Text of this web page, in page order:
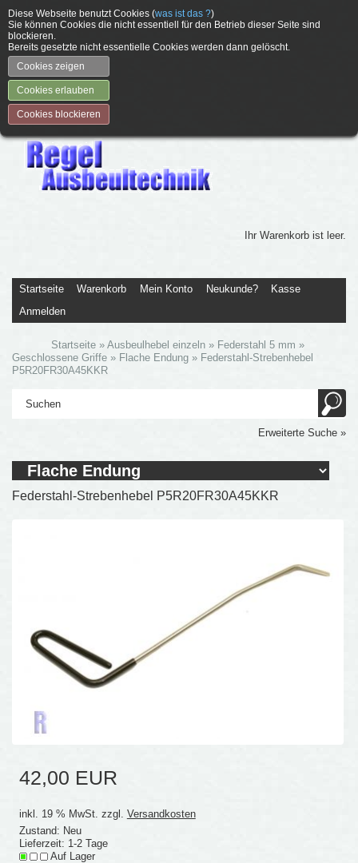
Diese Webseite benutzt Cookies (was ist das ?)
Sie können Cookies die nicht essentiell für den Betrieb dieser Seite sind
blockieren.
Bereits gesetzte nicht essentielle Cookies werden dann gelöscht.
Cookies zeigen
Cookies erlauben
Cookies blockieren
Ihr Warenkorb ist leer.
Startseite Warenkorb Mein Konto Neukunde?
Kasse
Anmelden
Startseite »Ausbeulhebel einzeln » Federstahl 5 mm »
Geschlossene Griffe » Flache Endung » Federstahl-Strebenhebel
P5R20FR30A45KKR
Erweiterte Suche »
Federstahl-Strebenhebel P5R20FR30A45KKR
42,00 EUR
inkl. 19 % MwSt. zzgl. Versandkosten
Zustand: Neu
Lieferzeit: 1-2 Tage
Auf Lager